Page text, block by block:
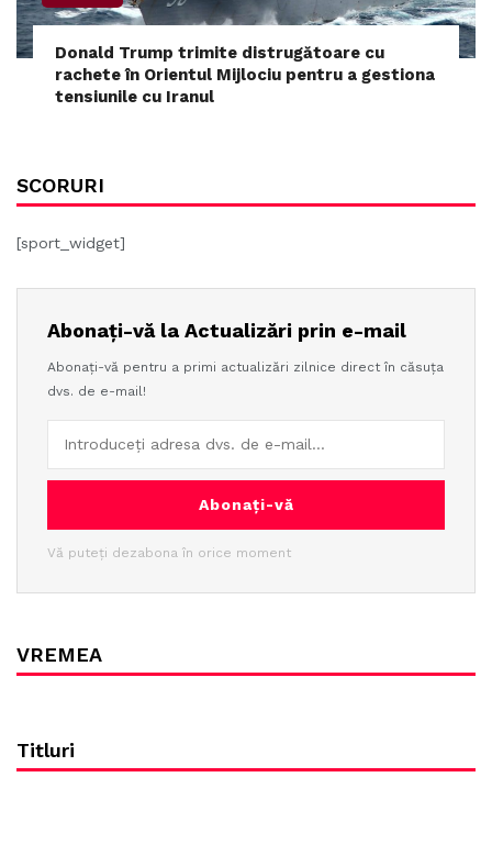
Donald Trump trimite distrugătoare cu
rachete în Orientul Mijlociu pentru a gestiona
tensiunile cu Iranul
SCORURI
[sport_widget]
Abonați-vă la Actualizări prin e-mail
Abonați-vă pentru a primi actualizări zilnice direct în căsuța
dvs. de e-mail!
Abonați-vă
Vă puteți dezabona în orice moment
VREMEA
Titluri